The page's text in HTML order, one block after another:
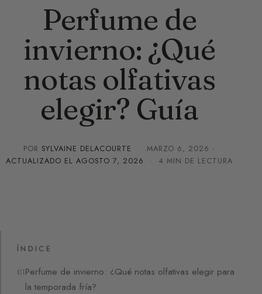
Perfume de
invierno: ¿Qué
notas olfativas
elegir? Guía
POR SYLVAINE DELACOURTE · MARZO 6, 2026 ·
ACTUALIZADO EL AGOSTO 7, 2026 · 4 MIN DE LECTURA
ÍNDICE
Perfume de invierno: ¿Qué notas olfativas elegir para
la temporada fría?